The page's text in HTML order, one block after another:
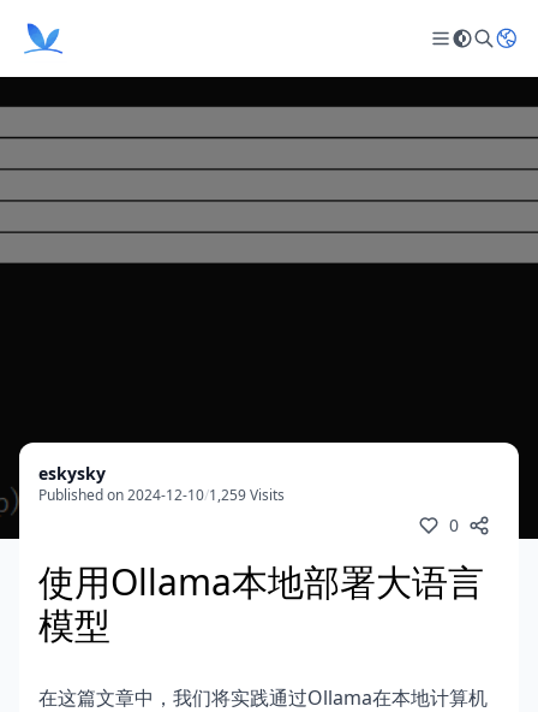
eskysky
Published on 2024-12-10/1,259 Visits
0
使用Ollama本地部署大语言
模型
在这篇文章中，我们将实践通过Ollama在本地计算机